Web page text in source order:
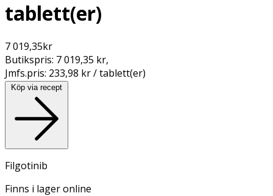
tablett(er)
7 019,35kr
Butikspris: 7 019,35 kr,
Jmfs.pris: 233,98 kr / tablett(er)
Köp via recept
Filgotinib
Finns i lager online